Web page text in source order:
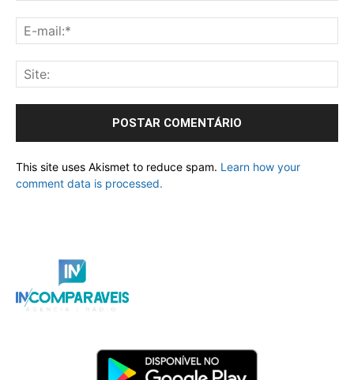
This site uses Akismet to reduce spam. Learn how your
comment data is processed.